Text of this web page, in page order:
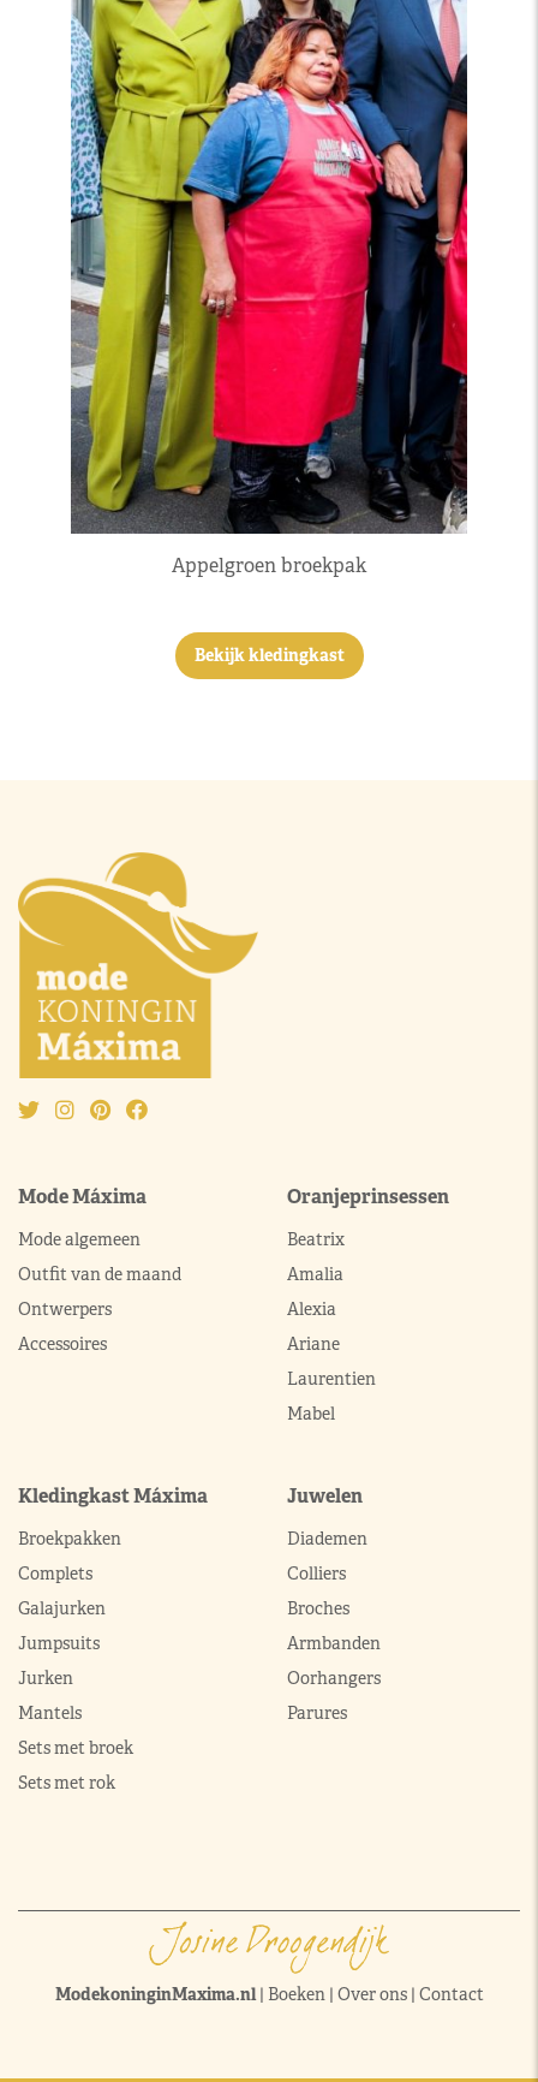
Appelgroen broekpak
Bekijk kledingkast
Mode Máxima
Mode algemeen
Outfit van de maand
Ontwerpers
Accessoires
Oranjeprinsessen
Beatrix
Amalia
Alexia
Ariane
Laurentien
Mabel
Kledingkast Máxima
Broekpakken
Complets
Galajurken
Jumpsuits
Jurken
Mantels
Sets met broek
Sets met rok
Juwelen
Diademen
Colliers
Broches
Armbanden
Oorhangers
Parures
ModekoninginMaxima.nl| Boeken| Over ons| Contact